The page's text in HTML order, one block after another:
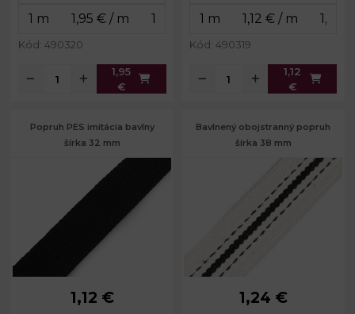
Kód: 490320
1,95
€
Kód: 490319
1,12
€
Popruh PES imitácia bavlny
šírka 32 mm
32 mm
1,12 €
Bavlnený obojstranný popruh
šírka 38 mm
38 mm
1,24 €